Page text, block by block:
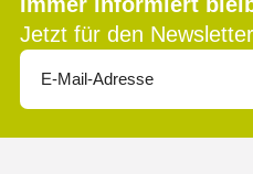
Jetzt für den